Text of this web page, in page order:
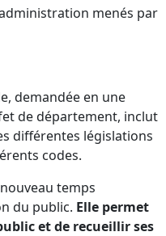
menés par
demandée en une
de département, inclut
différentes législations
codes.
temps
du public. Elle permet
et de recueillir ses